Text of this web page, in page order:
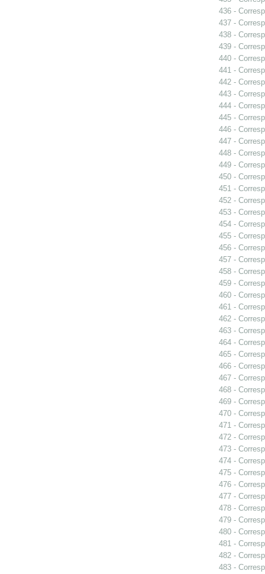
436 -
437 -
438 -
439 -
440 -
441 -
442 -
443 -
444 -
445 -
446 -
447 -
448 -
449 -
450 -
451 -
452 -
453 -
454 -
455 -
456 -
457 -
458 -
459 -
460 -
461 -
462 -
463 -
464 -
465 -
466 -
467 -
468 -
469 -
470 -
471 -
472 -
473 -
474 -
475 -
476 -
477 -
478 -
479 -
480 -
481 -
482 -
483 -